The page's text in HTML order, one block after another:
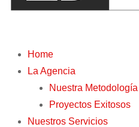
Home
La Agencia
Nuestra Metodología
Proyectos Exitosos
Nuestros Servicios